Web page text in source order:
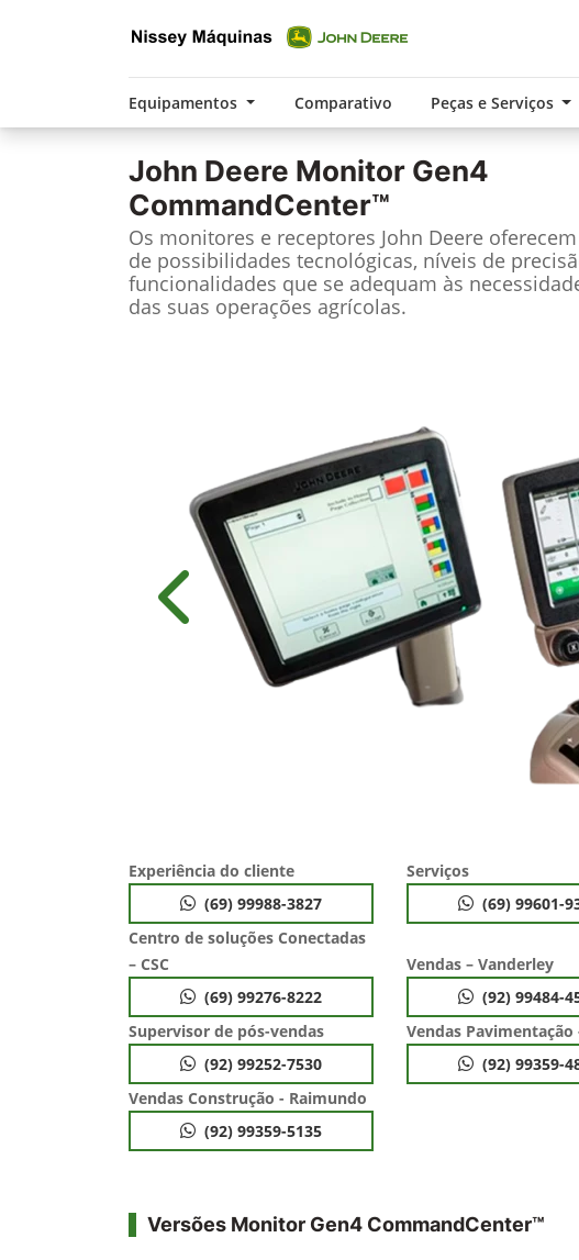
Equipamentos Comparativo Peças e Serviços
John Deere Monitor Gen4
CommandCenter™
Os monitores e receptores John Deere
de possibilidades tecnológicas, níveis de
funcionalidades que se adequam às
das suas operações agrícolas.
Anterior
Experiência do cliente
(69) 99988-3827
Serviços
(69) 99601-
Centro de soluções Conectadas
– CSC
(69) 99276-8222
Vendas – Vanderley
(92) 99484-
Supervisor de pós-vendas
(92) 99252-7530
Vendas Pavimentação
(92) 99359-
Vendas Construção - Raimundo
(92) 99359-5135
Versões Monitor Gen4 CommandCenter™